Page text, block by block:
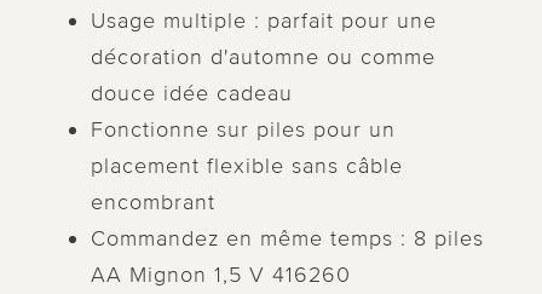
Usage multiple : parfait pour une
décoration d'automne ou comme
douce idée cadeau
Fonctionne sur piles pour un
placement flexible sans câble
encombrant
Commandez en même temps : 8 piles
AA Mignon 1,5 V 416260